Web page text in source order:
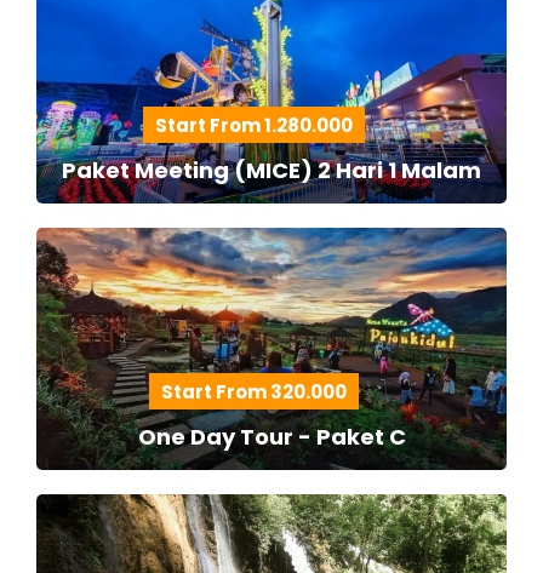
Start From 1.280.000
Paket Meeting (MICE) 2 Hari 1 Malam
Start From 320.000
One Day Tour - Paket C